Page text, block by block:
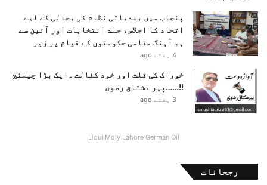
پنجاب میں بلدیاتی نظام کی بحالی کے لیے
اتحاد کا اجلاس، جلد انتخابات اور آئین سے
ہم آہنگ مقامی حکومتوں کے قیام پر زور
4 ہفتے ago
خوراک کی قلت اور خود کفالت ۔ایک بڑا چیلنج
!!……پیر مشتاق رضوی
3 ہفتے ago
Liqui Moly Lahore German Oil
رجحانات